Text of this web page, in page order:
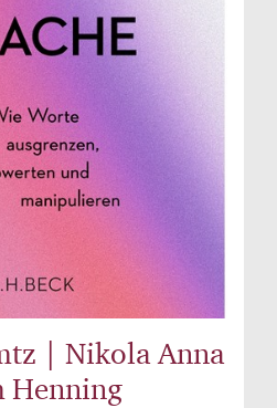
| Nikola Anna
Henning